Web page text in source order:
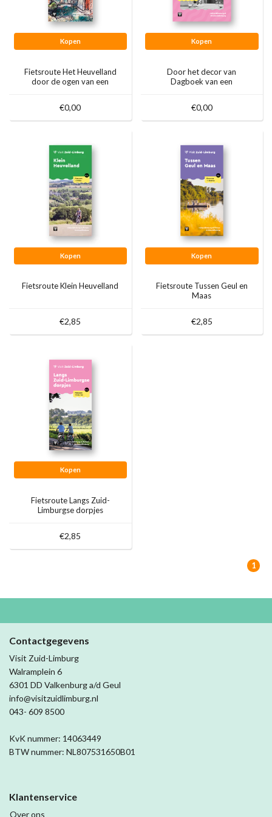
Kopen
Fietsroute Het Heuvelland
door de ogen van een
€0,00
Kopen
Door het decor van
Dagboek van een
€0,00
Kopen
Fietsroute Klein Heuvelland
€2,85
Kopen
Fietsroute Tussen Geul en
Maas
€2,85
Kopen
Fietsroute Langs Zuid-
Limburgse dorpjes
€2,85
1
Contactgegevens
Visit Zuid-Limburg
Walramplein 6
6301 DD Valkenburg a/d Geul
info@visitzuidlimburg.nl
043- 609 8500
KvK nummer: 14063449
BTW nummer: NL807531650B01
Klantenservice
Over ons